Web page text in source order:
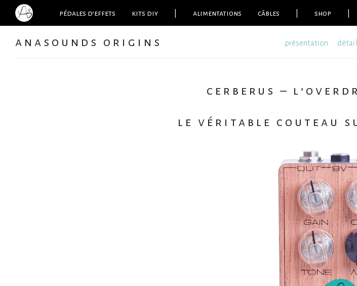
pédales d’effets kits diy alimentations câbles shop
anasounds origins présentation
cerberus –
le véritable couteau